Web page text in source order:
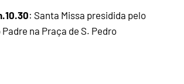
: Santa Missa presidida pelo
na Praça de S. Pedro